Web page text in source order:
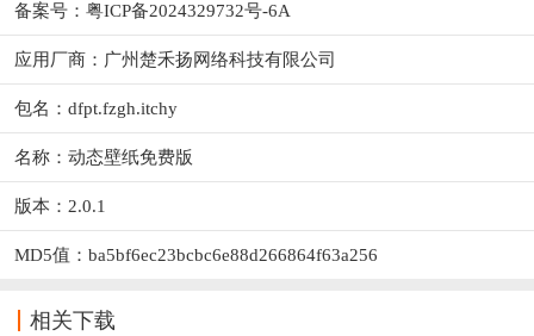
备案号：粤ICP备2024329732号-6A
应用厂商： 广州楚禾扬网络科技有限公司
包名：dfpt.fzgh.itchy
名称：动态壁纸免费版
版本：2.0.1
MD5值：ba5bf6ec23bcbc6e88d266864f63a256
相关下载